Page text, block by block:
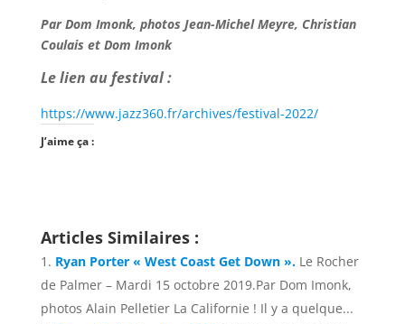
Par Dom Imonk, photos Jean-Michel Meyre, Christian
Coulais et Dom Imonk
Le lien au festival :
https://www.jazz360.fr/archives/festival-2022/
J’aime ça :
Articles Similaires :
Ryan Porter « West Coast Get Down ». Le Rocher
de Palmer – Mardi 15 octobre 2019.Par Dom Imonk,
photos Alain Pelletier La Californie ! Il y a quelque...